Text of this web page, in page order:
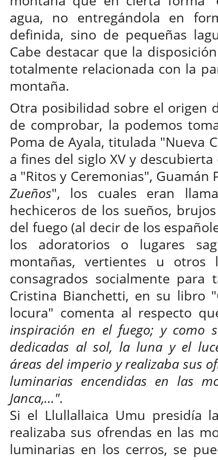
agua, no entregándola en
definida, sino de pequeñas
Cabe destacar que la
totalmente relacionada con la
montaña.
Otra posibilidad sobre el origen
de comprobar, la podemos
Poma de Ayala, titulada "Nueva
a fines del siglo XV y
a "Ritos y Ceremonias", Guamán
Zueños", los cuales eran
hechiceros de los sueños,
del fuego (al decir de los
los adoratorios o lugares
montañas, vertientes u otros
consagrados socialmente
Cristina Bianchetti, en su libro
locura" comenta al respecto
inspiración en el fuego; y como
dedicadas al sol, la luna y el
áreas del imperio y realizaba sus
luminarias encendidas en las
Janca,...".
Si el Llullallaica Umu presidía
realizaba sus ofrendas en las
luminarias en los cerros, se